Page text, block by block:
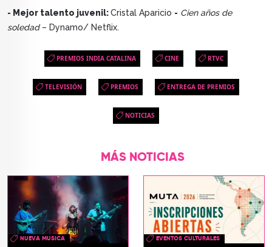
- Mejor talento juvenil:Cristal Aparicio - Cien años de
soledad– Dynamo/ Netflix.
PREMIOS INDIA CATALINA CINE RTVC
TELEVISIÓN PREMIOS ENTREGA DE PREMIOS
NOTICIAS
MÁS NOTICIAS
NUEVA MUSICA EVENTOS CULTURALES